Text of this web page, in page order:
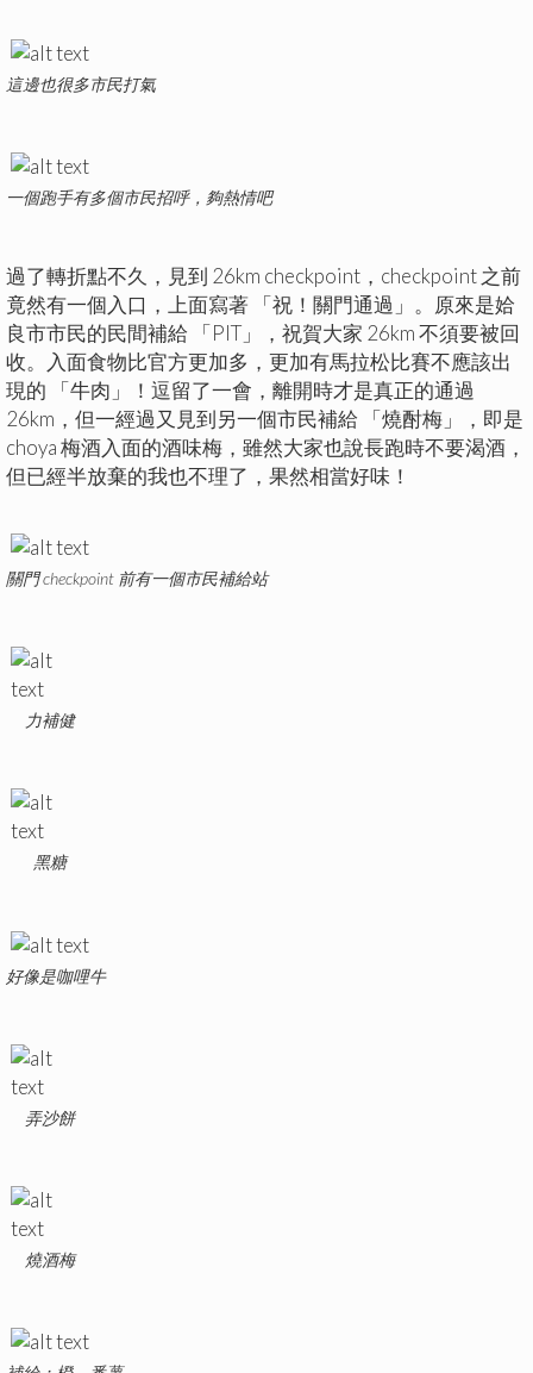
這邊也很多市民打氣
一個跑手有多個市民招呼，夠熱情吧
過了轉折點不久，見到 26km checkpoint，checkpoint 之前
竟然有一個入口，上面寫著 「祝！關門通過」。原來是姶
良市市民的民間補給 「PIT」，祝賀大家 26km 不須要被回
收。入面食物比官方更加多，更加有馬拉松比賽不應該出
現的 「牛肉」！逗留了一會，離開時才是真正的通過
26km，但一經過又見到另一個市民補給 「燒酎梅」，即是
choya 梅酒入面的酒味梅，雖然大家也說長跑時不要渴酒，
但已經半放棄的我也不理了，果然相當好味！
關門 checkpoint 前有一個市民補給站
力補健
黑糖
好像是咖哩牛
弄沙餅
燒酒梅